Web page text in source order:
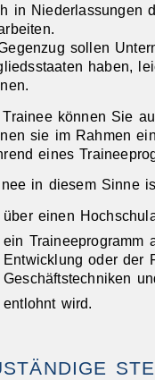
in Niederlassungen
sollen
haben,
können Sie
sie im Rahmen
eines
in diesem Sinne
über einen
ein Traineeprogramm
Entwicklung oder der
Geschäftstechniken
entlohnt wird.